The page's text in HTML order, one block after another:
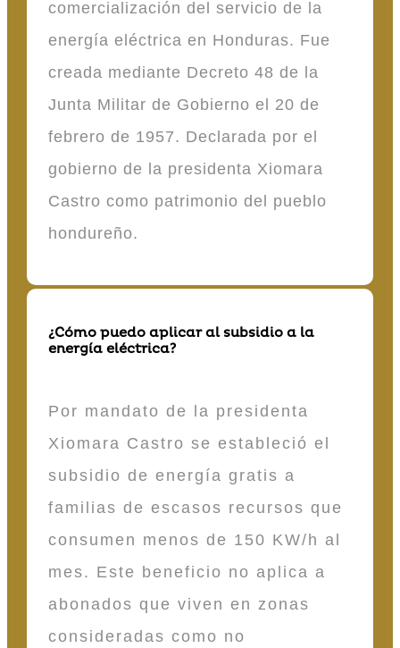
comercialización del servicio de la
energía eléctrica en Honduras. Fue
creada mediante Decreto 48 de la
Junta Militar de Gobierno el 20 de
febrero de 1957. Declarada por el
gobierno de la presidenta Xiomara
Castro como patrimonio del pueblo
hondureño.
¿Cómo puedo aplicar al subsidio a la
energía eléctrica?
Por mandato de la presidenta
Xiomara Castro se estableció el
subsidio de energía gratis a
familias de escasos recursos que
consumen menos de 150 KW/h al
mes. Este beneficio no aplica a
abonados que viven en zonas
consideradas como no